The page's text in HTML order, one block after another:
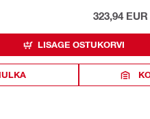
323,94 EUR
LISAGE OSTUKORVI